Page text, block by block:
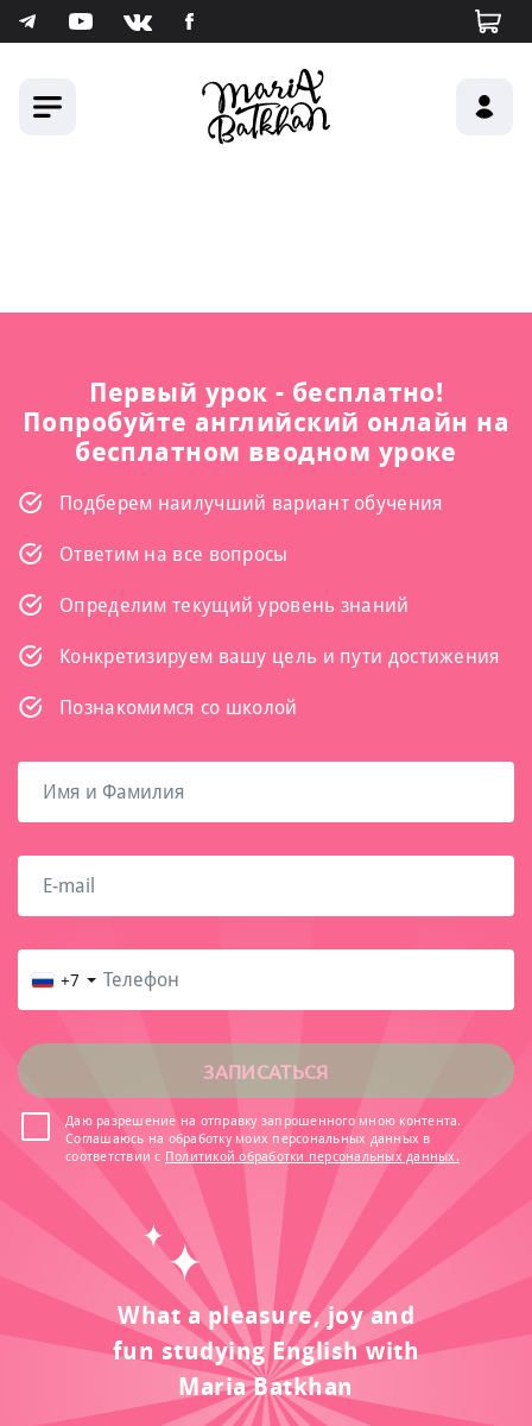
Первый урок - бесплатно!
Попробуйте английский онлайн на
бесплатном вводном уроке
Подберем наилучший вариант обучения
Ответим на все вопросы
Определим текущий уровень знаний
Конкретизируем вашу цель и пути достижения
Познакомимся со школой
+7
ЗАПИСАТЬСЯ
Даю разрешение на отправку запрошенного мною контента.
Соглашаюсь на обработку моих персональных данных в
соответствии с Политикой обработки персональных данных.
What a pleasure, joy and
fun studying English with
Maria Batkhan